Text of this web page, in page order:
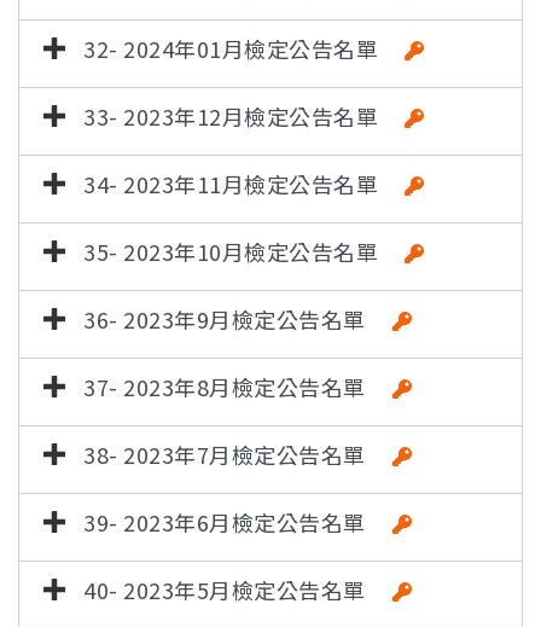
32- 2024年01月檢定公告名單
33- 2023年12月檢定公告名單
34- 2023年11月檢定公告名單
35- 2023年10月檢定公告名單
36- 2023年9月檢定公告名單
37- 2023年8月檢定公告名單
38- 2023年7月檢定公告名單
39- 2023年6月檢定公告名單
40- 2023年5月檢定公告名單